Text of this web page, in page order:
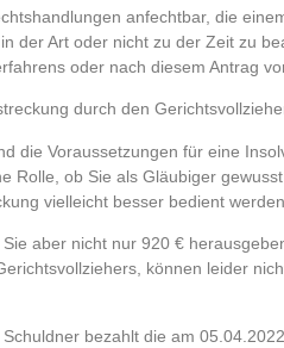
anfechtbar, die
der Art oder nicht zu der Zeit zu
oder nach diesem Antrag
durch den
die Voraussetzungen für eine
Rolle, ob Sie als Gläubiger
vielleicht besser bedient
aber nicht nur 920 €
können leider
Schuldner bezahlt die am